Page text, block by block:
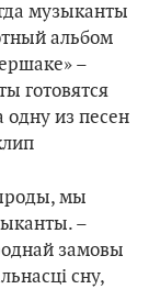
музыканты
альбом
–
готовятся
из песен
мы
–
замовы
сну,